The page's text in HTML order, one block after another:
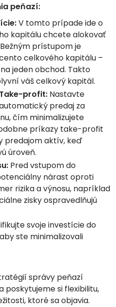
peňazí:
V tomto prípade ide o
kapitálu chcete alokovať
prístupom je
celkového kapitálu –
na jeden obchod. Takto
váš celkový kapitál.
profit: Nastavte
predaj za
čím minimalizujete
príkazy take-profit
predajom aktív, keď
úroveň.
Pred vstupom do
nárast oproti
rizika a výnosu, napríklad
zisky ospravedlňujú
svoje investície do
ste minimalizovali
správy peňazí
poskytujeme si flexibilitu,
ktoré sa objavia.